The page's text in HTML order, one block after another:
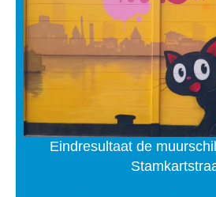
Eindresultaat de